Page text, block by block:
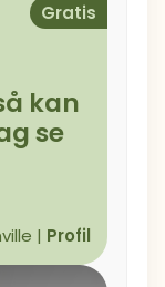
Gratis
kan
se
| Profil